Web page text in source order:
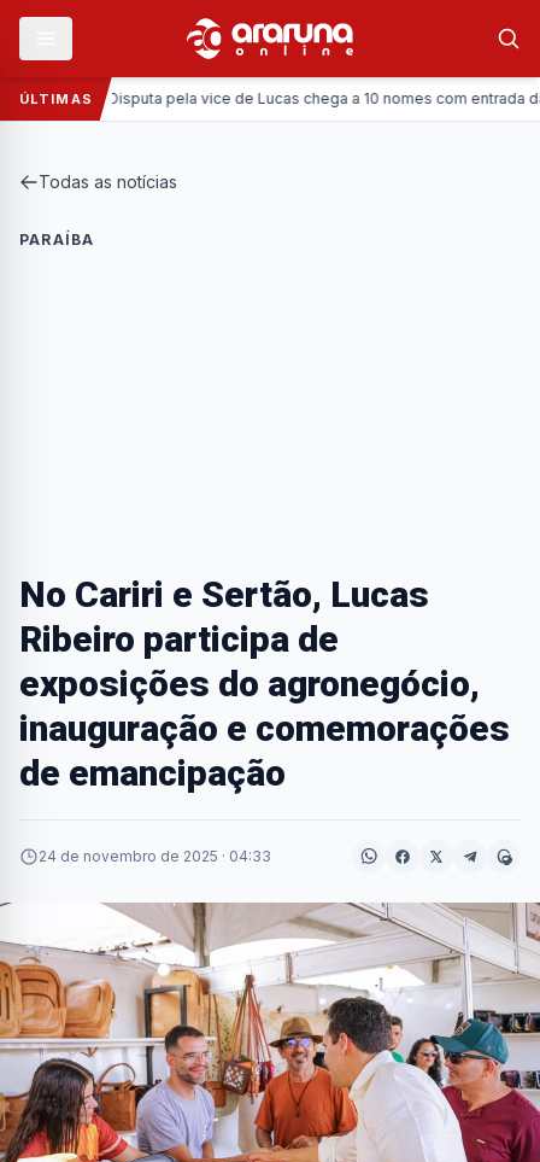
ÚLTIMAS
Política:Disputa pela vice de Lucas chega a 10 nomes com entrada da
Todas as notícias
PARAÍBA
No Cariri e Sertão, Lucas
Ribeiro participa de
exposições do agronegócio,
inauguração e comemorações
de emancipação
24 de novembro de 2025 · 04:33